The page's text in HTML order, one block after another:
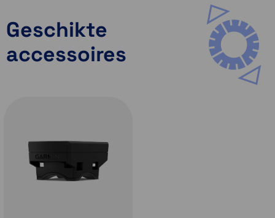
Geschikte
accessoires